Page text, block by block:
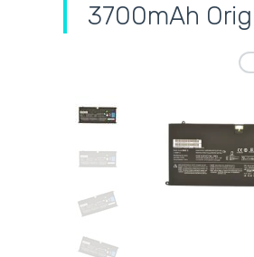
3700mAh Orig